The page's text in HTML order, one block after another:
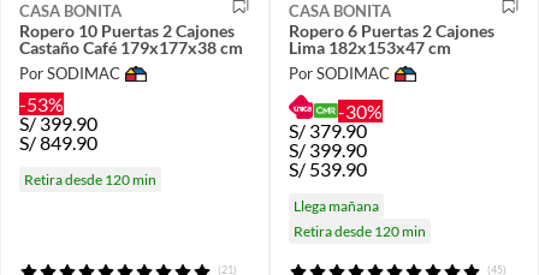
CASA BONITA
Ropero 10 Puertas 2 Cajones
Castaño Café 179x177x38 cm
Por SODIMAC
-53%
S/399.90
S/849.90
Retira desde 120 min
(21)
CASA BONITA
Ropero 6 Puertas 2 Cajones
Lima 182x153x47 cm
Por SODIMAC
-30%
S/ 379.90
S/ 399.90
S/ 539.90
Llega mañana
Retira desde 120 min
(45)